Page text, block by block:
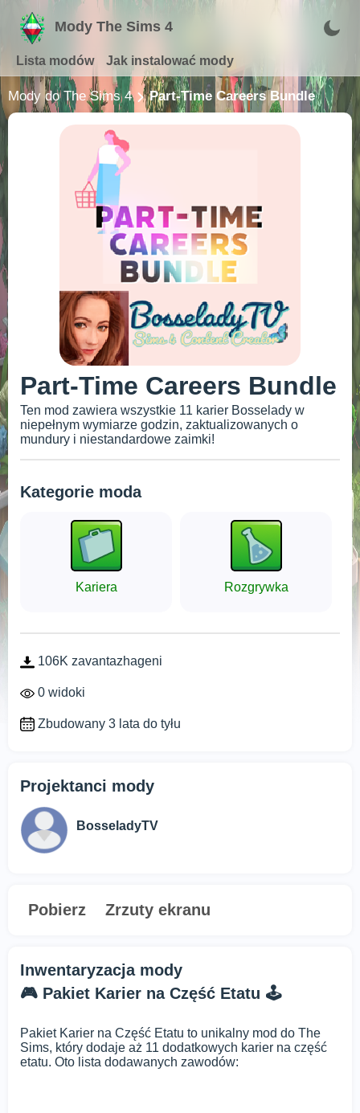
Mody The Sims 4
Lista modów Jak instalować mody
Mody do The Sims 4 Part-Time Careers Bundle
Part-Time Careers Bundle
Ten mod zawiera wszystkie 11 karier Bosselady w
niepełnym wymiarze godzin, zaktualizowanych o
mundury i niestandardowe zaimki!
Kategorie moda
Kariera Rozgrywka
106K zavantazhageni
0 widoki
Zbudowany 3 lata do tyłu
Projektanci mody
BosseladyTV
Pobierz Zrzuty ekranu
Inwentaryzacja mody
🎮 Pakiet Karier na Część Etatu 🕹️
Pakiet Karier na Część Etatu to unikalny mod do The
Sims, który dodaje aż 11 dodatkowych karier na część
etatu. Oto lista dodawanych zawodów: